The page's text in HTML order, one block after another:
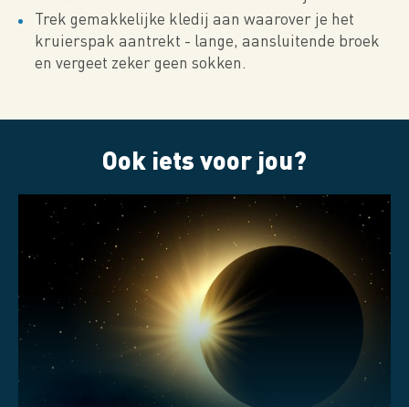
Trek gemakkelijke kledij aan waarover je het
kruierspak aantrekt - lange, aansluitende broek
en vergeet zeker geen sokken.
Ook iets voor jou?